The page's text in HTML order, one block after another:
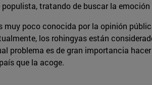
tratando de buscar la
muy poco conocida por la opinión
los rohingyas están
problema es de gran importancia
que la acoge.